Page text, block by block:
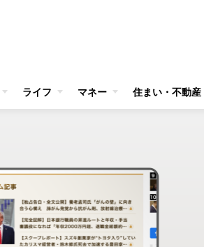
ライフ マネー 住まい・不動産